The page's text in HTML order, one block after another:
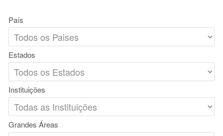
País
Estados
Instituições
Grandes Áreas